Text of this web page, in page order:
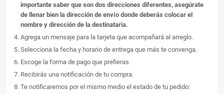
importante saber que son dos direcciones diferentes, asegúrate
de llenar bien la dirección de envío donde deberás colocar el
nombre y dirección de la destinataria.
Agrega un mensaje para la tarjeta que acompañará al arreglo.
Selecciona la fecha y horario de entrega que más te convenga.
Escoge la forma de pago que prefieras.
Recibirás una notificación de tu compra.
Te notificaremos por el mismo medio el estado de tu pedido: